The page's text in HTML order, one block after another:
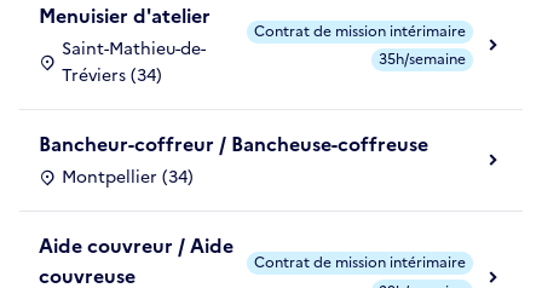
Menuisier d'atelier
Saint-Mathieu-de-
Tréviers (34)
Contrat de mission intérimaire
35h/semaine
Bancheur-coffreur / Bancheuse-coffreuse
Montpellier (34)
Aide couvreur / Aide
couvreuse
Contrat de mission intérimaire